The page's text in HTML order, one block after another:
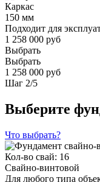
Каркас
150 мм
Подходит для
1 258 000 руб
Выбрать
Выбрать
1 258 000 руб
Шаг 2/5
Выберите
Что выбрать?
Кол-во свай: 16
Свайно-винтовой
Для любого типа